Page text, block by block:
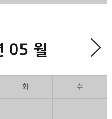
05 월
화 수